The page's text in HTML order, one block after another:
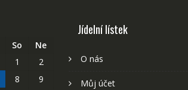
So
Ne
1
2
8
9
Jídelní lístek
O nás
Můj účet